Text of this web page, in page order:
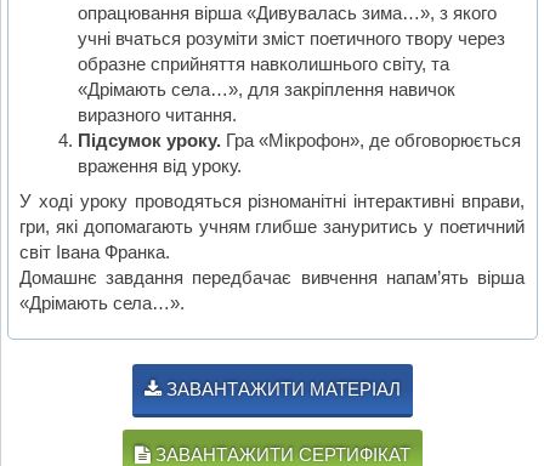
опрацювання вірша «Дивувалась зима…», з якого
учні вчаться розуміти зміст поетичного твору через
образне сприйняття навколишнього світу, та
«Дрімають села…», для закріплення навичок
виразного читання.
Підсумок уроку.Гра «Мікрофон», де обговорюється
враження від уроку.
У ході уроку проводяться різноманітні інтерактивні вправи,
гри, які допомагають учням глибше зануритись у поетичний
світ Івана Франка.
Домашнє завдання передбачає вивчення напам’ять вірша
«Дрімають села…».
ЗАВАНТАЖИТИ МАТЕРІАЛ
ЗАВАНТАЖИТИ СЕРТИФІКАТ